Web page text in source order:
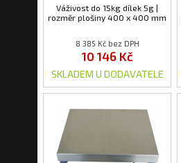
Váživost do 15kg dílek 5g |
rozměr plošiny 400 x 400 mm
8 385 Kč bez DPH
10 146 Kč
SKLADEM U DODAVATELE